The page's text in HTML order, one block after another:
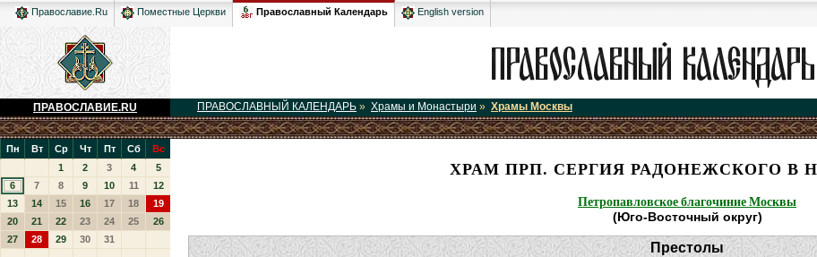
Православие.Ru Поместные Церкви Православный Календарь English version
ПРАВОСЛАВИЕ.RU ПРАВОСЛАВНЫЙ КАЛЕНДАРЬ » Храмы и Монастыри » Храмы Москвы
Пн Вт Ср Чт Пт Сб
Вс
1
2 3 4
5
6
7 8 9 10 11
12
13
14 15 16 17 18
19
20
21 22 23 24 25
26
27
28 29 30 31
ХРАМ ПРП. СЕРГИЯ РАДОНЕЖСКОГО В
Петропавловское благочиние Москвы
(Юго-Восточный округ)
Престолы